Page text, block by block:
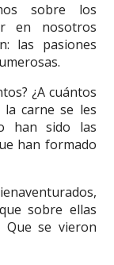
sobre los
en nosotros
las pasiones
¿A cuántos
carne se les
han sido las
han formado
sobre ellas
Que se vieron